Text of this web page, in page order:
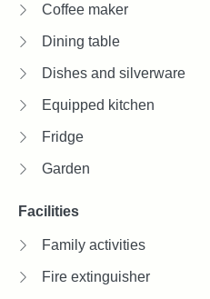
Coffee maker
Dining table
Dishes and silverware
Equipped kitchen
Fridge
Garden
Facilities
Family activities
Fire extinguisher